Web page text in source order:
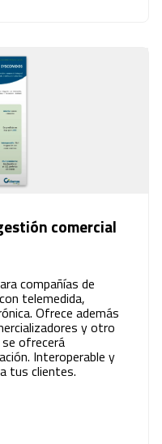
comercial
compañías de
telemedida,
Ofrece además
y otro
ofrecerá
Interoperable y
tus clientes.